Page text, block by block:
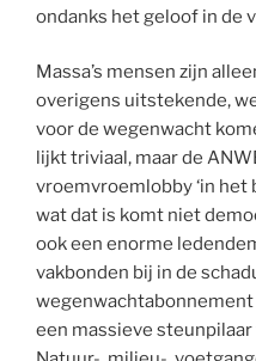
ondanks het geloof in de
Massa’s mensen zijn
overigens uitstekende,
voor de wegenwacht
lijkt triviaal, maar de
vroemvroemlobby ‘in het
wat dat is komt niet
ook een enorme
vakbonden bij in de
een massieve